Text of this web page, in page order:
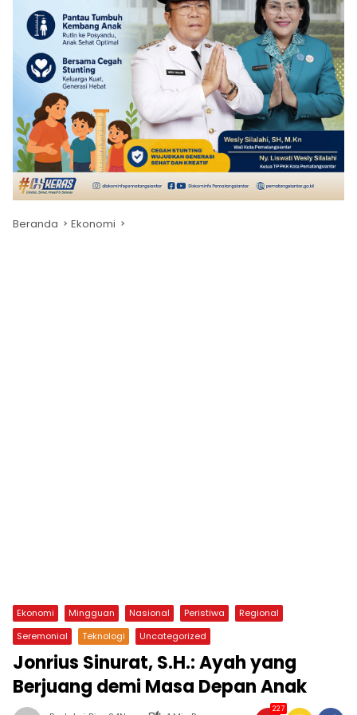
Beranda Ekonomi
Ekonomi Mingguan Nasional Peristiwa
Regional
Seremonial
Teknologi Uncategorized
Jonrius Sinurat, S.H.: Ayah yang
Berjuang demi Masa Depan Anak
227